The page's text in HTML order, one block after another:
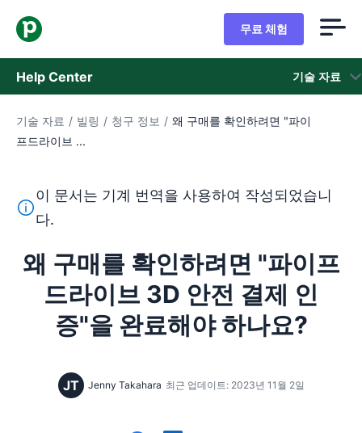
무료 체험
Help Center 기술 자료
기술 자료
지원 팀 문의
기술 자료 / 빌링 / 청구 정보 / 왜 구매를 확인하려면 "파이
프드라이브 ...
이 텍스트는 기계 번역 도구를 사용하여 영어를 번역한 것
이 문서는 기계 번역을 사용하여 작성되었습니
다.
왜 구매를 확인하려면 "파이프
드라이브 3D 안전 결제 인
증"을 완료해야 하나요?
JT Jenny Takahara 최근 업데이트: 2023년 11월 2일